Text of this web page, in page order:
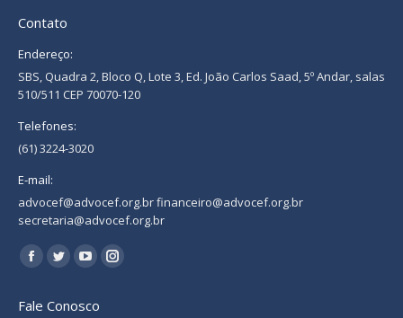
Contato
Endereço:
SBS, Quadra 2, Bloco Q, Lote 3, Ed. João Carlos Saad, 5º Andar, salas
510/511 CEP 70070-120
Telefones:
(61) 3224-3020
E-mail:
advocef@advocef.org.br financeiro@advocef.org.br
secretaria@advocef.org.br
Encontre-nos em:
Facebook
opens
Twitter
opens
YouTube
opens
Instagram
Fale Conosco